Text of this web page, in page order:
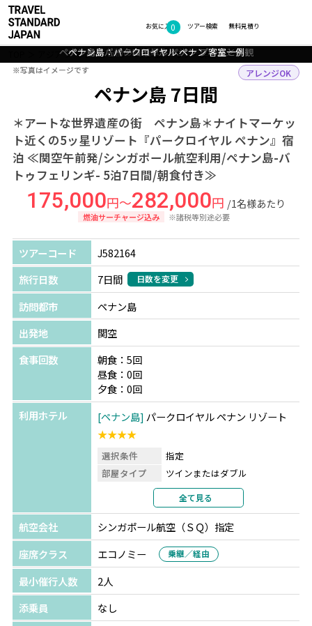
お気に入り
0 無料見積り
ツアー検索
アジア マレーシア ペナン島 ツアー詳細
ペナン島 7日間
＊アートな世界遺産の街 ペナン島＊ナイトマーケッ
ト近くの5ッ星リゾート『パークロイヤル ペナン』宿
泊 ≪関空午前発/シンガポール航空利用/ペナン島-バ
トゥフェリンギ- 5泊7日間/朝食付き≫
アレンジOK
175,000円～282,000円 /1名様あたり
燃油サーチャージ込み ※諸税等別途必要
ペナン島：バトゥフェリンギビーチ
ペナン島：名物の自転車タクシー トライショー
ペナン島：パークロイヤル ペナン プールと外観
ペナン島：パークロイヤル ペナン 客室一例
フォトギャラリー
※写真はイメージです
※写真はイメージです
ツアーコード
J582164
旅行日数
7日間 日数を変更
訪問都市
ペナン島
出発地
関空
食事回数
朝食：5回
昼食：0回
夕食：0回
利用ホテル
ペナン島 パークロイヤル ペナン リゾート
★★★★
選択条件
指定
部屋タイプ
ツインまたはダブル
2名1室利用
部屋カテゴリ
スーペリア
全て見る
航空会社
シンガポール航空（ＳＱ）指定
座席クラス
エコノミー 乗継／経由
最小催行人数
2人
添乗員
なし